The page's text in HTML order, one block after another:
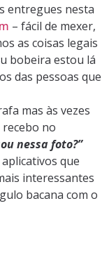
entregues nesta
– fácil de mexer,
as coisas legais
bobeira estou lá
das pessoas que
mas às vezes
no
nessa foto?”
que
interessantes
bacana com o